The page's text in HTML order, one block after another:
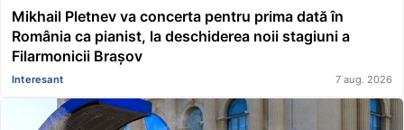
Mikhail Pletnev va concerta pentru prima dată în
România ca pianist, la deschiderea noii stagiuni a
Filarmonicii Brașov
Interesant 7 aug. 2026